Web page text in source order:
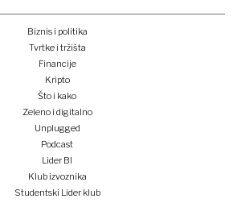
Biznis i politika
Tvrtke i tržišta
Financije
Kripto
Što i kako
Zeleno i digitalno
Unplugged
Podcast
Lider BI
Klub izvoznika
Studentski Lider klub